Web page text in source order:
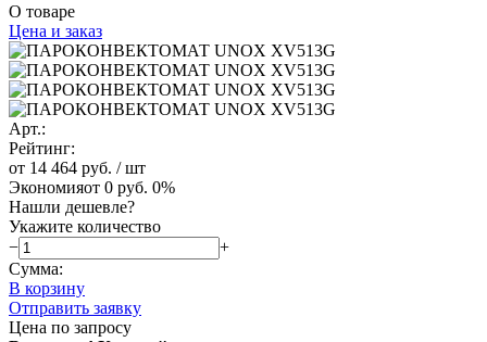
О товаре
Цена и заказ
Арт.:
Рейтинг:
от 14 464 руб. / шт
Экономияот 0 руб. 0%
Нашли дешевле?
Укажите количество
−
+
Сумма:
В корзину
Отправить заявку
Цена по запросу